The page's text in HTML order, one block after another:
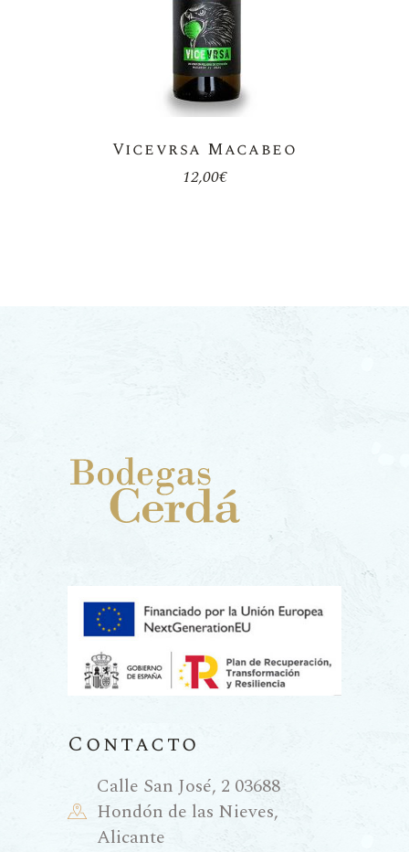
Vicevrsa Macabeo
12,00€
Contacto
Calle San José, 2 03688
Hondón de las Nieves,
Alicante